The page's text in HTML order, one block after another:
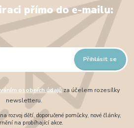
přímo do e-mailu:
Přihlásit se
osobních údajůza účelem rozesílky
newsletteru.
rozvoj dětí, doporučené pomůcky, nové články,
na probíhající akce.